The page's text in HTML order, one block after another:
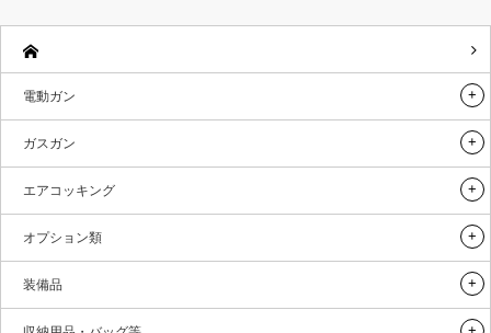
電動ガン
ガスガン
エアコッキング
オプション類
装備品